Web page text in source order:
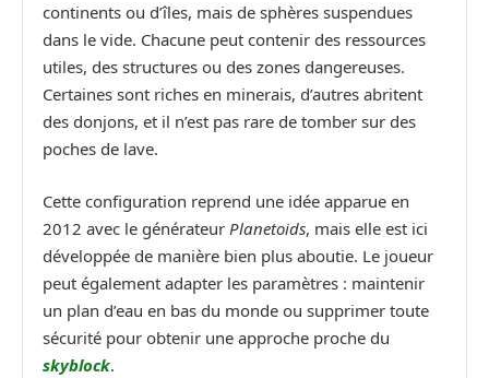
continents ou d’îles, mais de sphères suspendues
dans le vide. Chacune peut contenir des ressources
utiles, des structures ou des zones dangereuses.
Certaines sont riches en minerais, d’autres abritent
des donjons, et il n’est pas rare de tomber sur des
poches de lave.
Cette configuration reprend une idée apparue en
2012 avec le générateur Planetoids, mais elle est ici
développée de manière bien plus aboutie. Le joueur
peut également adapter les paramètres : maintenir
un plan d’eau en bas du monde ou supprimer toute
sécurité pour obtenir une approche proche du
skyblock.